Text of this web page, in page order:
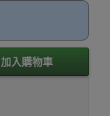
加入購物車